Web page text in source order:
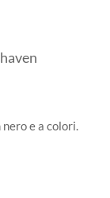
e a colori.